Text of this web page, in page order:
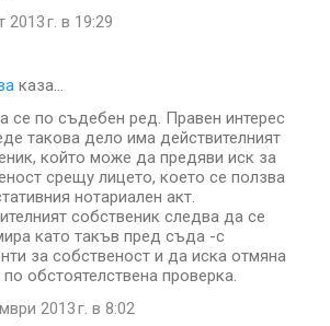
2013 г. в 19:29
каза…
се по съдебен ред. Правен интерес
такова дело има действителният
който може да предяви иск за
срещу лицето, което се ползва
нотариален акт.
собственик следва да се
като такъв пред съда -с
за собственост и да иска отмяна
обстоятелствена проверка.
2013 г. в 8:02